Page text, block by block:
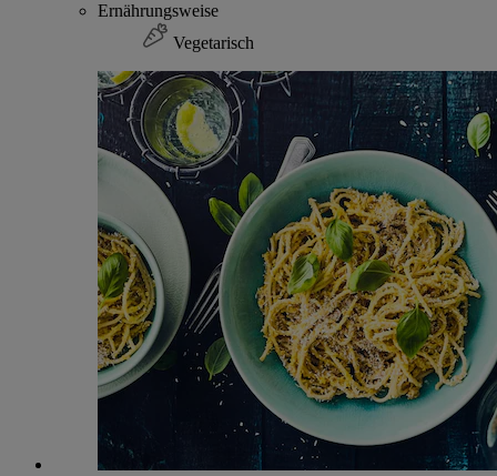
Ernährungsweise
Vegetarisch